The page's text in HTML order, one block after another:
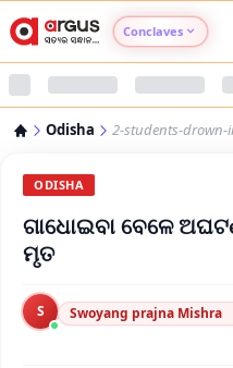
Conclaves
Argus
Odisha 2-students-drown-
ODISHA
ଗାଧୋଇବା ବେଳେ
ମୃତ
S Swoyang prajna Mishra